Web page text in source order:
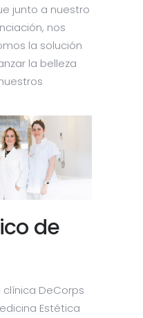
junto a nuestro
nos
la solución
la belleza
de
DeCorps
Estética